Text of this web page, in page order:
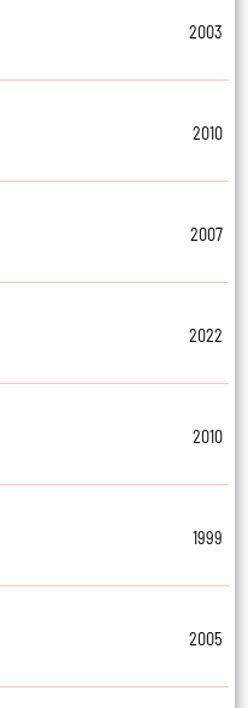
2003
2010
2007
2022
2010
1999
2005